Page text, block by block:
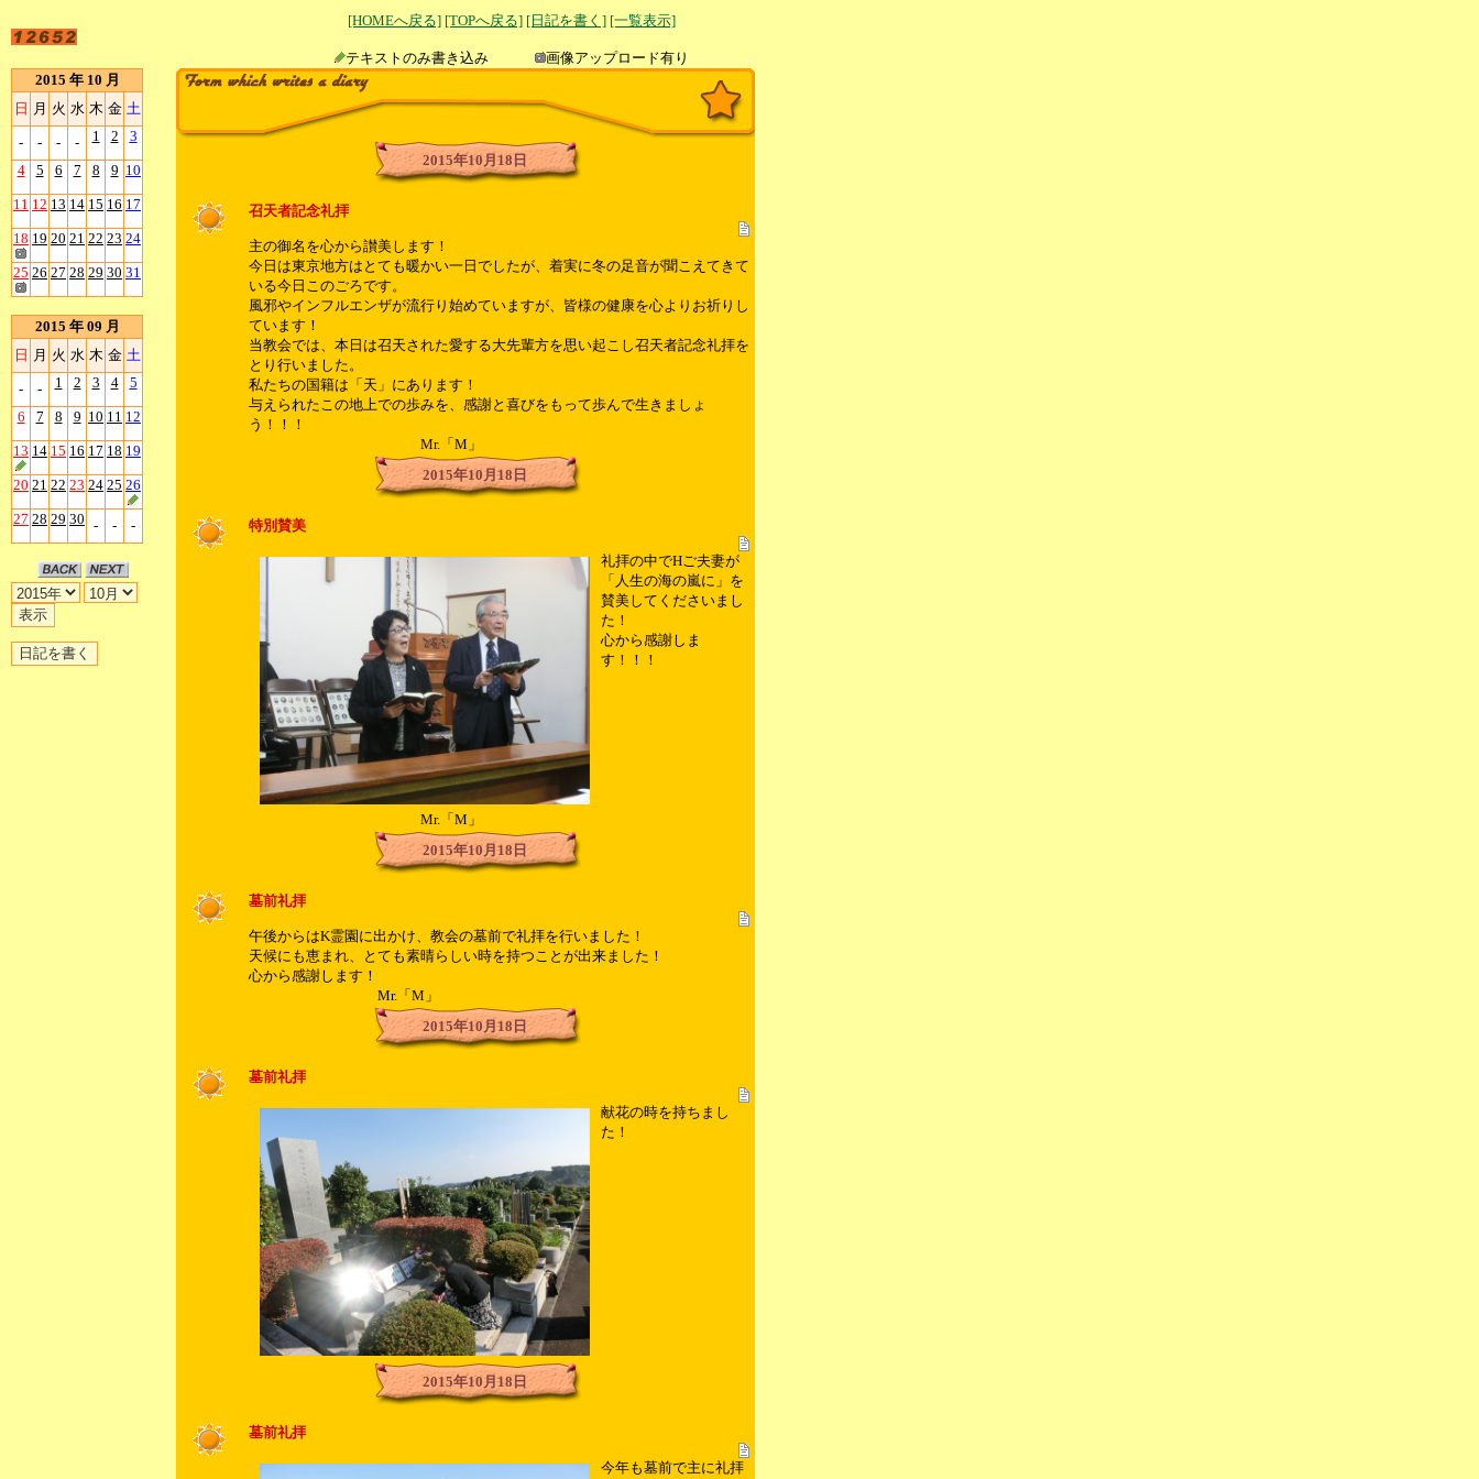
[HOMEへ戻る] [TOPへ戻る] [日記を書く] [一覧表示]
テキストのみ書き込み
画像アップロード有り
2015 年 10 月
日 月 火 水 木 金 土
- - - - 1 2 3
4 5 6 7 8 9 10
11 12 13 14 15 16 17
18 19 20 21 22 23 24
25 26 27 28 29 30 31
2015 年 09 月
日 月 火 水 木 金 土
- - 1 2 3 4 5
6 7 8 9 10 11 12
13 14 15 16 17 18 19
20 21 22 23 24 25 26
27 28 29 30 - - -
2015年10月18日
召天者記念礼拝
主の御名を心から讃美します！
今日は東京地方はとても暖かい一日でしたが、着実に冬の足音が聞こえてきて
いる今日このごろです。
風邪やインフルエンザが流行り始めていますが、皆様の健康を心よりお祈りし
ています！
当教会では、本日は召天された愛する大先輩方を思い起こし召天者記念礼拝を
とり行いました。
私たちの国籍は「天」にあります！
与えられたこの地上での歩みを、感謝と喜びをもって歩んで生きましょ
う！！！
Mr.「M」
2015年10月18日
特別賛美
礼拝の中でHご夫妻が
「人生の海の嵐に」を
賛美してくださいまし
た！
心から感謝しま
す！！！
Mr.「M」
2015年10月18日
墓前礼拝
午後からはK霊園に出かけ、教会の墓前で礼拝を行いました！
天候にも恵まれ、とても素晴らしい時を持つことが出来ました！
心から感謝します！
Mr.「M」
2015年10月18日
墓前礼拝
献花の時を持ちまし
た！
2015年10月18日
墓前礼拝
今年も墓前で主に礼拝